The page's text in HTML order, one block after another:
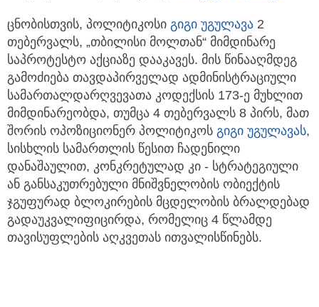
ცნობისთვის, პოლიტიკოსი გიგი უგულავა 2
თებერვალს, „თბილისი მოლთან“ მიმდინარე
საპროტესტო აქციაზე დააკავეს. მის წინააღმდეგ
გამოძიება თავდაპირველად ადმინისტრაციული
სამართალდარღვევათა კოდექსის 173-ე მუხლით
მიმდინარეობდა, თუმცა 4 თებერვალს 8 პირს, მათ
შორის ოპოზიციონერ პოლიტიკოს გიგი უგულავას,
სისხლის სამართლის წესით ჩადენილი
დანაშაულით, კონკრეტულად კი - სტრატეგიული
ან განსაკუთრებული მნიშვნელობის ობიექტის
ჯგუფურად ბლოკირების მცდელობის ბრალდებად
გადაუკვალიფიცირდა, რომელიც 4 წლამდე
თავისუფლების აღკვეთას ითვალისწინებს.